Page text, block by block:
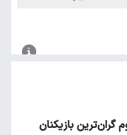
گران‌ترین بازیکنان